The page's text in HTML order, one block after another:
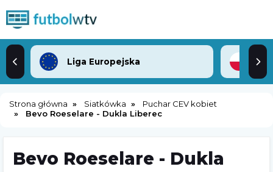
Liga Europejska 2.
Strona główna Siatkówka
Puchar CEV kobiet
Bevo Roeselare - Dukla Liberec
Bevo Roeselare - Dukla